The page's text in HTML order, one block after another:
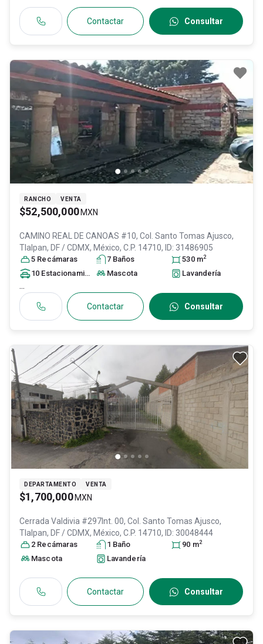
Contactar Consultar
RANCHO VENTA
$52,500,000 MXN
CAMINO REAL DE CANOAS #10, Col. Santo Tomas Ajusco,
Tlalpan, DF / CDMX, México, C.P. 14710, ID: 31486905
5 Recámaras 7 Baños 530 m2
10 Estacionamiento s Mascota Lavandería
...
Contactar Consultar
DEPARTAMENTO VENTA
$1,700,000 MXN
Cerrada Valdivia #297Int. 00, Col. Santo Tomas Ajusco,
Tlalpan, DF / CDMX, México, C.P. 14710, ID: 30048444
2 Recámaras 1 Baño 90 m2
Mascota Lavandería
Contactar Consultar